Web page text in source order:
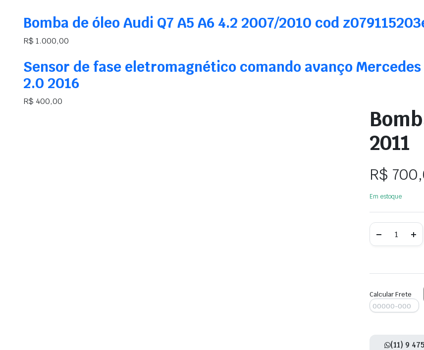
Bomba de óleo Audi Q7 A5 A6 4.2 2007/2010 cod
R$ 1.000,00
Sensor de fase eletromagnético comando avanço Mercedes
2.0 2016
R$ 400,00
2011
R$
Em estoque
Calcular Frete
(11) 9